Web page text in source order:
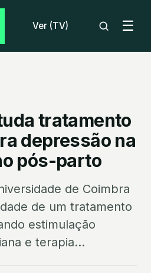
Ver (TV) ☰
tratamento
depressão na
pós-parto
de Coimbra
de um tratamento
estimulação
e terapia...